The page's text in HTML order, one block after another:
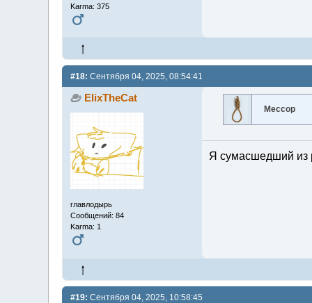
Karma: 375
#18: Сентября 04, 2025, 08:54:41
ElixTheCat
главлодырь
Сообщений: 84
Karma: 1
Мессор
Я сумасшедший из
#19: Сентября 04, 2025, 10:58:45